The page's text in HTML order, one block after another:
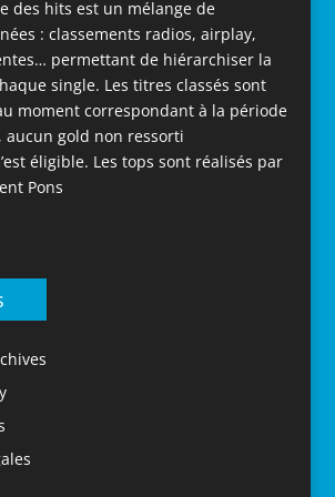
des hits est un mélange de
: classements radios, airplay,
permettant de hiérarchiser la
single. Les titres classés sont
moment correspondant à la période
aucun gold non ressorti
éligible. Les tops sont réalisés par
Pons